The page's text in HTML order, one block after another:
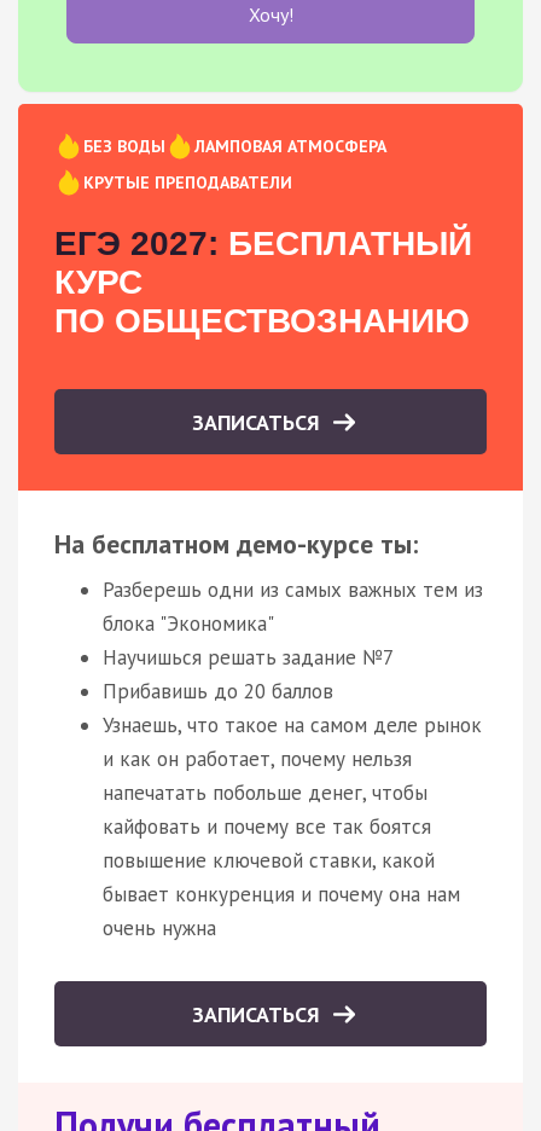
Хочу!
БЕЗ ВОДЫ
ЛАМПОВАЯ АТМОСФЕРА
КРУТЫЕ ПРЕПОДАВАТЕЛИ
ЕГЭ 2027: БЕСПЛАТНЫЙ
КУРС
ПО ОБЩЕСТВОЗНАНИЮ
ЗАПИСАТЬСЯ
На бесплатном демо-курсе ты:
Разберешь одни из самых важных тем из
блока "Экономика"
Научишься решать задание №7
Прибавишь до 20 баллов
Узнаешь, что такое на самом деле рынок
и как он работает, почему нельзя
напечатать побольше денег, чтобы
кайфовать и почему все так боятся
повышение ключевой ставки, какой
бывает конкуренция и почему она нам
очень нужна
ЗАПИСАТЬСЯ